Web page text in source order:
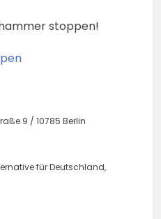
stoppen!
9 / 10785 Berlin
für Deutschland,